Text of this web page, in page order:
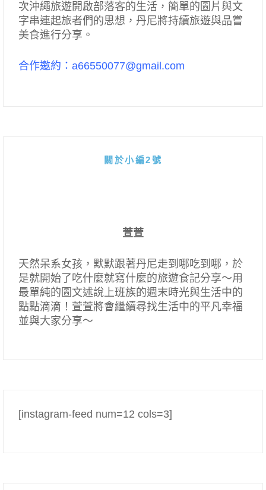
次沖繩旅遊開啟部落客的生活，簡單的圖片與文
字串連起旅者們的思想，丹尼將持續旅遊與品嘗
美食進行分享。
合作邀約：a66550077@gmail.com
關於小編2號
萱萱
天然呆系女孩，默默跟著丹尼走到哪吃到哪，於
是就開始了吃什麼就寫什麼的旅遊食記分享～用
最單純的圖文述說上班族的週末時光與生活中的
點點滴滴！萱萱將會繼續尋找生活中的平凡幸福
並與大家分享～
[instagram-feed num=12 cols=3]